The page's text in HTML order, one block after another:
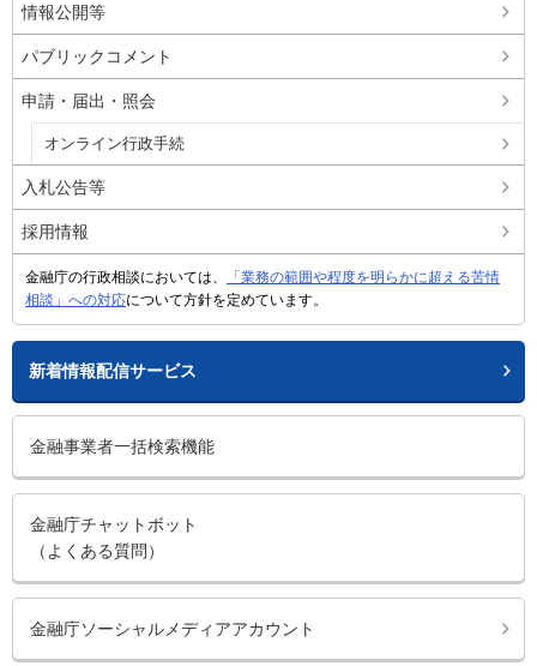
情報公開等
パブリックコメント
申請・届出・照会
オンライン行政手続
入札公告等
採用情報
金融庁の行政相談においては、
「業務の範囲や程度を明らかに超える苦情
相談」への対応について方針を定めています。
新着情報配信サービス
金融事業者一括検索機能
金融庁チャットボット
（よくある質問）
金融庁ソーシャルメディアアカウント